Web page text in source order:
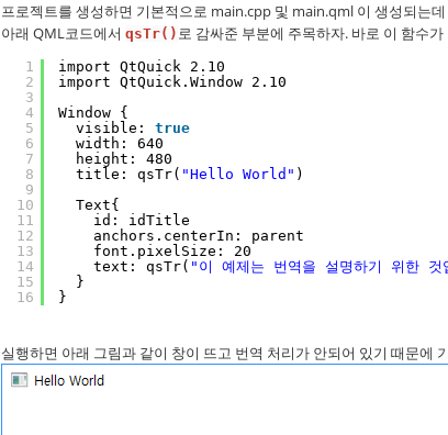
프로젝트를 생성하면 기본적으로 main.cpp 및 main.qml 이 생성되는
아래 QML코드에서 qsTr( ) 로 감싸준 부분에 주목하자. 바로 이 함수
1
2
3
4
5
6
7
8
9
10
11
12
13
14
15
16
import QtQuick 2.10
import QtQuick.Window 2.10
Window {
visible: true
width: 640
height: 480
title: qsTr( "Hello World" )
Text{
id: idTitle
anchors.centerIn: parent
font.pixelSize: 20
text: qsTr( "이 예제는 번역을 설명하기 위한 것
}
}
실행하면 아래 그림과 같이 창이 뜨고 번역 처리가 안되어 있기 때문에